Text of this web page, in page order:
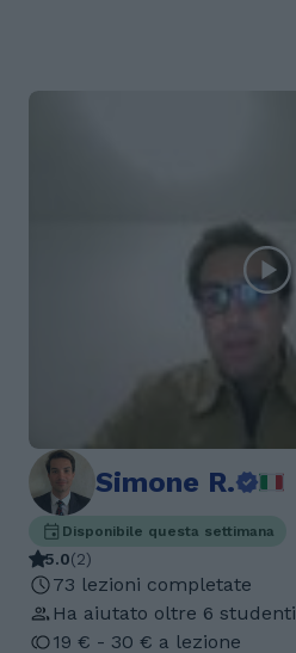
Simone R.
Disponibile questa settimana
5.0(2)
73 lezioni completate
Ha aiutato oltre 6 studenti
19 € - 30 € a lezione